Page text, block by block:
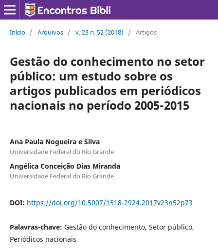
Início / Arquivos / v. 23 n. 52 (2018) / Artigos
Gestão do conhecimento no setor
público: um estudo sobre os
artigos publicados em periódicos
nacionais no período 2005-2015
Ana Paula Nogueira e Silva
Universidade Federal do Rio Grande
Angélica Conceição Dias Miranda
Universidade Federal do Rio Grande
DOI: https://doi.org/10.5007/1518-2924.2017v23n52p73
Palavras-chave: Gestão do conhecimento, Setor público,
Periódicos nacionais